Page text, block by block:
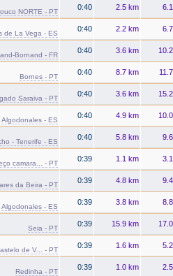
NORTE - PT
0:40 2.5 km
de La Vega - ES
0:40 2.2 km
Bornand - FR
0:40 3.6 km
Bornes - PT
0:40 8.7 km
Saraiva - PT
0:40 3.6 km
Algodonales - ES
0:40 4.9 km
- Tenerife - ES
0:40 5.8 km
camara... - PT
0:39 1.1 km
da Beira - PT
0:39 4.8 km
Algodonales - ES
0:39 3.8 km
Seia - PT
0:39 15.9 km
de V... - PT
0:39 1.6 km
Redinha - PT
0:39 1.0 km